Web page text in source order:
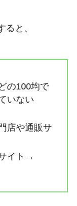
と、
の100均で
いない
店や通販サ
イト→